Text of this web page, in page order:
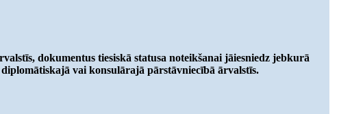
dokumentus tiesiskā statusa noteikšanai jāiesniedz jebkurā
vai konsulārajā pārstāvniecībā ārvalstīs.